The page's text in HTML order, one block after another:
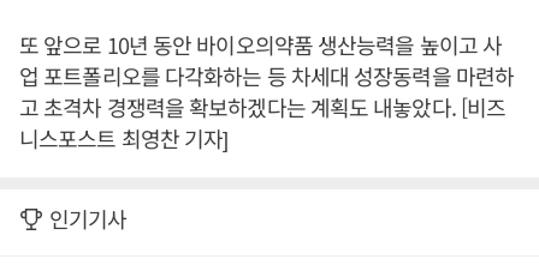
또 앞으로 10년 동안 바이오의약품 생산능력을 높이고 사
업 포트폴리오를 다각화하는 등 차세대 성장동력을 마련하
고 초격차 경쟁력을 확보하겠다는 계획도 내놓았다. [비즈
니스포스트 최영찬 기자]
인기기사